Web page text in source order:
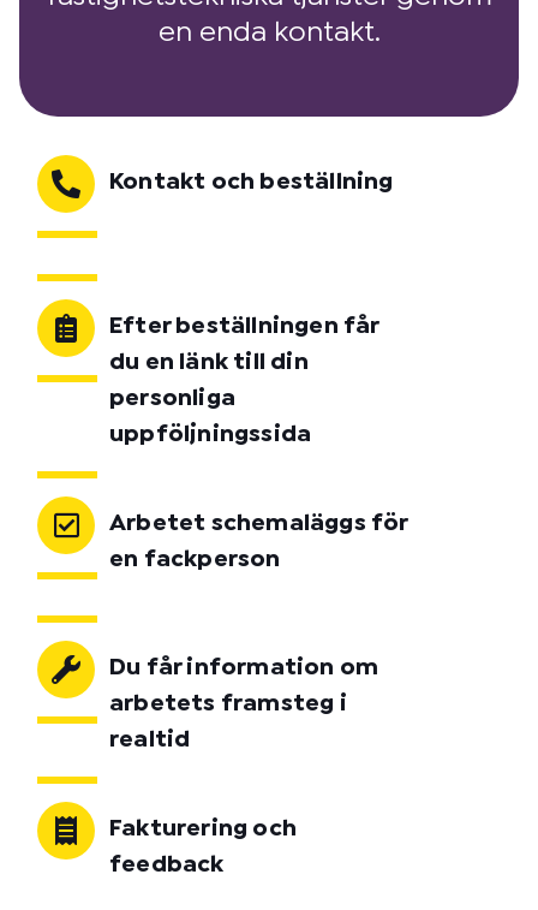
en enda kontakt.
Kontakt och beställning
Efter beställningen får
du en länk till din
personliga
uppföljningssida
Arbetet schemaläggs för
en fackperson
Du får information om
arbetets framsteg i
realtid
Fakturering och
feedback